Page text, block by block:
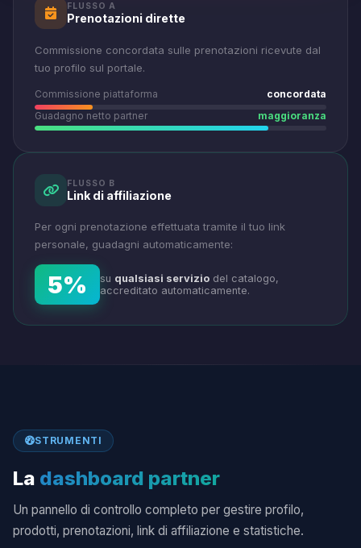
FLUSSO A
Prenotazioni dirette
Commissione concordata sulle prenotazioni ricevute dal
tuo profilo sul portale.
Commissione piattaforma
concordata
Guadagno netto partner
maggioranza
FLUSSO B
Link di affiliazione
Per ogni prenotazione effettuata tramite il tuo link
personale, guadagni automaticamente:
5% su qualsiasi serviziodel catalogo,
accreditato automaticamente.
STRUMENTI
La dashboard partner
Un pannello di controllo completo per gestire profilo,
prodotti, prenotazioni, link di affiliazione e statistiche.